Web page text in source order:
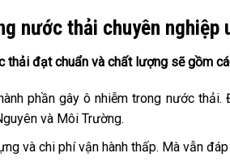
nước thải chuyên nghiệp
thải đạt chuẩn và chất lượng sẽ gồm
phần gây ô nhiễm trong nước
và Môi Trường.
và chi phí vận hành thấp. Mà vẫn